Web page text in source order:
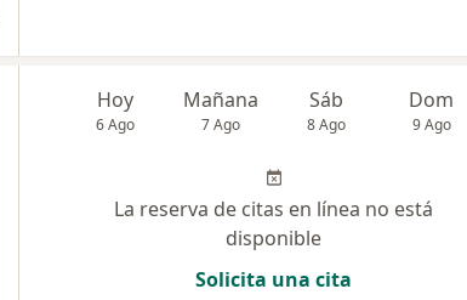
Hoy
6 Ago
Mañana
7 Ago
Sáb
8 Ago
Dom
9 Ago
La reserva de citas en línea no está
disponible
Solicita una cita